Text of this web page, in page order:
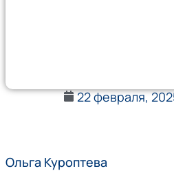
22 февраля,
Ольга Куроптева